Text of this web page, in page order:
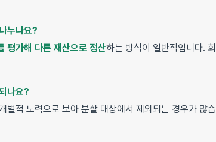
누나요?
평가해 다른 재산으로 정산하는 방식이 일반적입니다.
나요?
별적 노력으로 보아 분할 대상에서 제외되는 경우가 많